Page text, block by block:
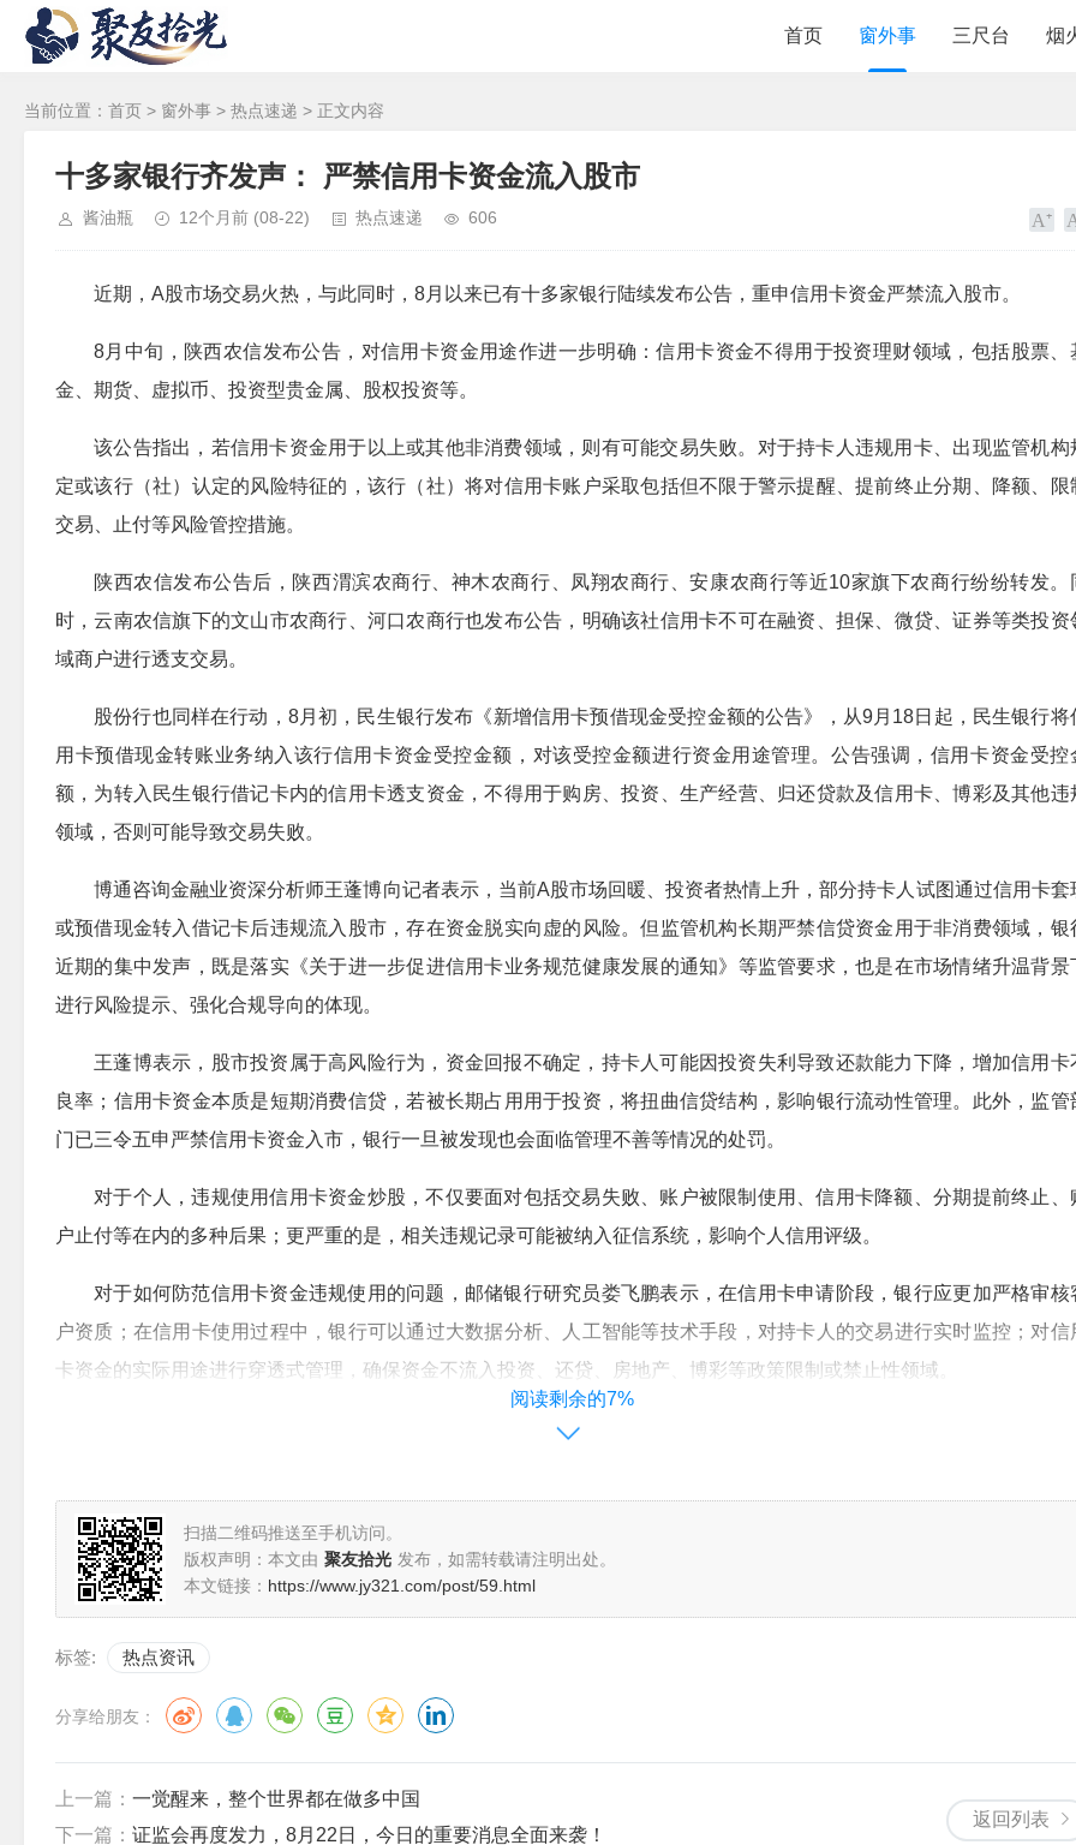
首页 窗外事 三尺台 烟
当前位置： 首页 > 窗外事 > 热点速递 > 正文内容
十多家银行齐发声： 严禁信用卡资金流入股市
酱油瓶 12个月前 (08-22) 热点速递 606
近期，A股市场交易火热，与此同时，8月以来已有十多家银行陆续发布公告，重申信用卡资金严禁流入股市。
8月中旬，陕西农信发布公告，对信用卡资金用途作进一步明确：信用卡资金不得用于投资理财领域，包括股票、
金、期货、虚拟币、投资型贵金属、股权投资等。
该公告指出，若信用卡资金用于以上或其他非消费领域，则有可能交易失败。对于持卡人违规用卡、出现监管机构
定或该行（社）认定的风险特征的，该行（社）将对信用卡账户采取包括但不限于警示提醒、提前终止分期、降额、限
交易、止付等风险管控措施。
陕西农信发布公告后，陕西渭滨农商行、神木农商行、凤翔农商行、安康农商行等近10家旗下农商行纷纷转发。
时，云南农信旗下的文山市农商行、河口农商行也发布公告，明确该社信用卡不可在融资、担保、微贷、证券等类投资
域商户进行透支交易。
股份行也同样在行动，8月初，民生银行发布《新增信用卡预借现金受控金额的公告》，从9月18日起，民生银行将
用卡预借现金转账业务纳入该行信用卡资金受控金额，对该受控金额进行资金用途管理。公告强调，信用卡资金受控
额，为转入民生银行借记卡内的信用卡透支资金，不得用于购房、投资、生产经营、归还贷款及信用卡、博彩及其他违
领域，否则可能导致交易失败。
博通咨询金融业资深分析师王蓬博向记者表示，当前A股市场回暖、投资者热情上升，部分持卡人试图通过信用卡套
或预借现金转入借记卡后违规流入股市，存在资金脱实向虚的风险。但监管机构长期严禁信贷资金用于非消费领域，银
近期的集中发声，既是落实《关于进一步促进信用卡业务规范健康发展的通知》等监管要求，也是在市场情绪升温背景
进行风险提示、强化合规导向的体现。
王蓬博表示，股市投资属于高风险行为，资金回报不确定，持卡人可能因投资失利导致还款能力下降，增加信用卡
良率；信用卡资金本质是短期消费信贷，若被长期占用用于投资，将扭曲信贷结构，影响银行流动性管理。此外，监管
门已三令五申严禁信用卡资金入市，银行一旦被发现也会面临管理不善等情况的处罚。
对于个人，违规使用信用卡资金炒股，不仅要面对包括交易失败、账户被限制使用、信用卡降额、分期提前终止、
户止付等在内的多种后果；更严重的是，相关违规记录可能被纳入征信系统，影响个人信用评级。
对于如何防范信用卡资金违规使用的问题，邮储银行研究员娄飞鹏表示，在信用卡申请阶段，银行应更加严格审核
户资质；在信用卡使用过程中，银行可以通过大数据分析、人工智能等技术手段，对持卡人的交易进行实时监控；对信
卡资金的实际用途进行穿透式管理，确保资金不流入投资、还贷、房地产、博彩等政策限制或禁止性领域。
“银行重新梳理新的禁用范围，加入虚拟币、投资型贵金属等类型，说明信用卡风险防控需紧跟市场变化。”王蓬博称
渠道的识别能力，例如对接第三方支付数据、证券及数字资产平台交易特征库；同时强化多维度风控系统建设，利用大
据和AI技术识别异常资金流向，并加强客户教育与合同条款更新。
阅读剩余的7%
扫描二维码推送至手机访问。
版权声明：本文由 聚友拾光 发布，如需转载请注明出处。
本文链接： https://www.jy321.com/post/59.html
标签: 热点资讯
分享给朋友：
返回列表
上一篇： 一觉醒来，整个世界都在做多中国
下一篇： 证监会再度发力，8月22日，今日的重要消息全面来袭！